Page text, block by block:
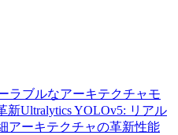
ラブルなアーキテクチャモ
新Ultralytics YOLOv5: リアル
アーキテクチャの革新性能